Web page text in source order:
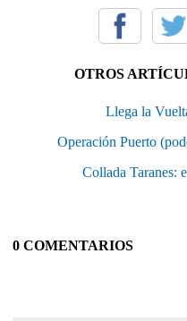
OTROS
Llega la
Operación Puerto
Collada Taranes:
0 COMENTARIOS